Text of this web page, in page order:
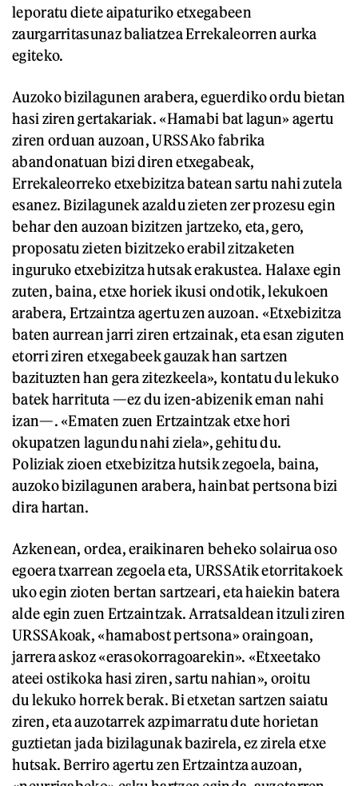
leporatu diete aipaturiko etxegabeen
zaurgarritasunaz baliatzea Errekaleorren aurka
egiteko.
Auzoko bizilagunen arabera, eguerdiko ordu bietan
hasi ziren gertakariak. «Hamabi bat lagun» agertu
ziren orduan auzoan, URSSAko fabrika
abandonatuan bizi diren etxegabeak,
Errekaleorreko etxebizitza batean sartu nahi zutela
esanez. Bizilagunek azaldu zieten zer prozesu egin
behar den auzoan bizitzen jartzeko, eta, gero,
proposatu zieten bizitzeko erabil zitzaketen
inguruko etxebizitza hutsak erakustea. Halaxe egin
zuten, baina, etxe horiek ikusi ondotik, lekukoen
arabera, Ertzaintza agertu zen auzoan. «Etxebizitza
baten aurrean jarri ziren ertzainak, eta esan ziguten
etorri ziren etxegabeek gauzak han sartzen
bazituzten han gera zitezkeela», kontatu du lekuko
batek harrituta —ez du izen-abizenik eman nahi
izan—. «Ematen zuen Ertzaintzak etxe hori
okupatzen lagundu nahi ziela», gehitu du.
Poliziak zioen etxebizitza hutsik zegoela, baina,
auzoko bizilagunen arabera, hainbat pertsona bizi
dira hartan.
Azkenean, ordea, eraikinaren beheko solairua oso
egoera txarrean zegoela eta, URSSAtik etorritakoek
uko egin zioten bertan sartzeari, eta haiekin batera
alde egin zuen Ertzaintzak. Arratsaldean itzuli ziren
URSSAkoak, «hamabost pertsona» oraingoan,
jarrera askoz «erasokorragoarekin». «Etxeetako
ateei ostikoka hasi ziren, sartu nahian», oroitu
du lekuko horrek berak. Bi etxetan sartzen saiatu
ziren, eta auzotarrek azpimarratu dute horietan
guztietan jada bizilagunak bazirela, ez zirela etxe
hutsak. Berriro agertu zen Ertzaintza auzoan,